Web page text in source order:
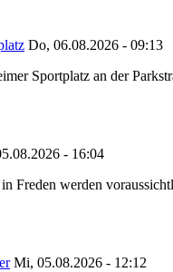
Do, 06.08.2026 - 09:13
Sportplatz an der
- 16:04
Freden werden
Mi, 05.08.2026 - 12:12